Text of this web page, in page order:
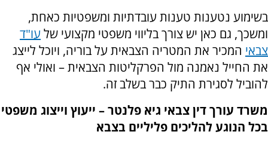
בשימוע נטענות טענות עובדתיות ומשפטיות כאחת,
ומשכך, גם כאן יש צורך בליווי משפטי מקצועי של עו"ד
צבאי המכיר את המטריה הצבאית על בוריה, ויוכל לייצג
את החייל נאמנה מול הפרקליטות הצבאית – ואולי אף
להוביל לסגירת התיק כבר בשלב זה.
משרד עורך דין צבאי גיא פלנטר – ייעוץ וייצוג משפטי
בכל הנוגע להליכים פליליים בצבא